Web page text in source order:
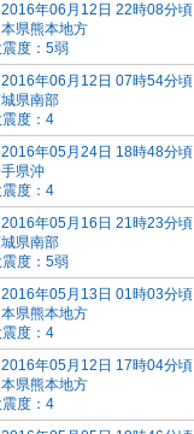
年06月12日 22時08分頃
県熊本地方
度：5弱
年06月12日 07時54分頃
県南部
度：4
年05月24日 18時48分頃
県沖
度：4
年05月16日 21時23分頃
県南部
度：5弱
年05月13日 01時03分頃
県熊本地方
度：4
年05月12日 17時04分頃
県熊本地方
度：4